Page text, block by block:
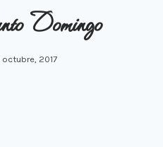
Domingo
octubre, 2017